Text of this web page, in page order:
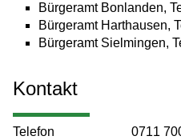
Bürgeramt Bonlanden,
Bürgeramt Harthausen,
Bürgeramt Sielmingen,
Kontakt
Telefon
0711